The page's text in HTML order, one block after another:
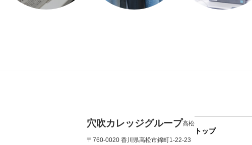
穴吹カレッジグループ高松
〒760-0020 香川県高松市錦町1-22-23
トップ